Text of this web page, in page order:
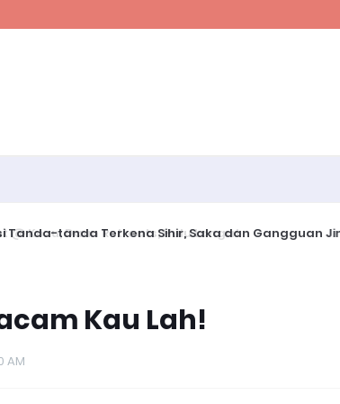
Tanda-tanda Terkena Sihir, Saka dan Gangguan Jin
Kau Lah!
AM